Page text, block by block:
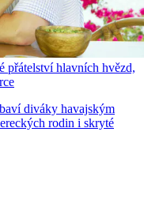
přátelství hlavních hvězd,
diváky havajským
rodin i skryté